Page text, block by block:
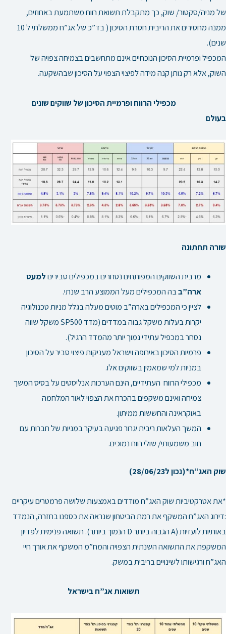
של מניה/סקטור/ שוק, כך מתקבלת תשואת רווח משתמעת באחוזים,
ממנה מחסירים את הריבית חסרת הסיכון ( בד”כ של אג”ח ממשלתי ל 10
שנים).
המכפיל ופרמיית הסיכון הנוכחיים אינם מתחשבים בצמיחה צפויה של
השוק, אלא רק נותן קנה מידה לפיצוי הצפוי על הסיכון שבהשקעה.
מכפילי הרווח ופרמיית הסיכון של שווקים שונים
בעולם
שורה תחתונה
מרבית השווקים המפותחים נסחרים במכפילים סביריםלמעט
ארה”בבה המכפילים מעל הממוצע הרב שנתי.
לציין כי המכפילים בארה”ב מוטים מעלה בגלל מניות טכנולוגיה
יקרות בעלות משקל גבוה במדדים
(מדד SP500 משקל שווה
נסחר במכפיל עתידי נמוך יותר מהמדד הרגיל).
פרמיות הסיכון באירופה וישראל מעניקות פיצוי סביר על הסיכון
במניות למי שמאמין בשווקים אלו.
מכפילי הרווח העתידיים, הינם הערכות אנליסטים על בסיס המשך
צמיחה ואינם משקפיםבהכרח את הצפוי לאור המלחמה
באוקראינה והחששות ממיתון.
המשך העלאות ריבית יגרור פגיעה בעיקר במניות של חברות עם
חוב משמעותי/ שולי רווח נמוכים.
שוק האג”ח*(נכון ל28/06/23)
*את אטרקטיביות שוק האג”ח מודדים באמצעות שלושה פרמטרים עיקריים
:דירוג האג”ח המשקף את רמת הביטחון שנראה את כספנו בחזרה, הנמדד
באותיות לועזיות (A הגבוה ביותר D הנמוך ביותר). תשואה פנימית לפדיון
המשקפת את התשואה השנתית הצפויה והמח”מ המשקף את אורך חיי
האג”ח ורגישותו לשינויים בריבית במשק.
תשואות אג”ח בישראל